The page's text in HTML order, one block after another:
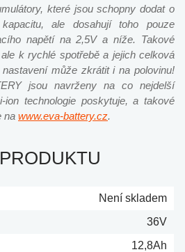
které jsou schopny dodat o
ale dosahují toho pouze
napětí na 2,5V a níže. Takové
k rychlé spotřebě a jejich celková
může zkrátit i na polovinu!
jsou navrženy na co nejdelší
ion technologie poskytuje, a takové
na www.eva-battery.cz.
Není skladem
36V
12,8Ah